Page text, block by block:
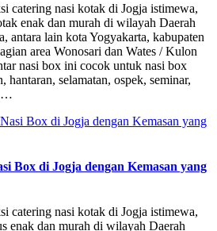
catering nasi kotak di Jogja istimewa,
enak dan murah di wilayah Daerah
antara lain kota Yogyakarta, kabupaten
area Wonosari dan Wates / Kulon
nasi box ini cocok untuk nasi box
hantaran, selamatan, ospek, seminar,
…
Box di Jogja dengan Kemasan yang
catering nasi kotak di Jogja istimewa,
enak dan murah di wilayah Daerah